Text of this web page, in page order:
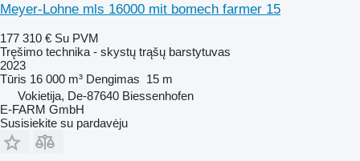
Meyer-Lohne mls 16000 mit bomech farmer 15
177 310 € Su PVM
Tręšimo technika - skystų trąšų barstytuvas
2023
Tūris 16 000 m³ Dengimas 15 m
Vokietija, De-87640 Biessenhofen
E-FARM GmbH
Susisiekite su pardavėju